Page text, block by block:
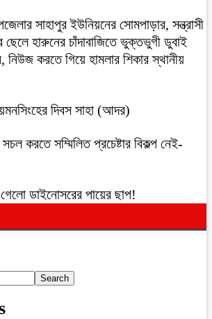
সাহাপুর ইউনিয়নের সোমপাড়ার, সন্ত্রাসী
ছেলে হারুনের চাঁদাবাজিতে ভুক্তভুগী ডুবাই
করতে গিয়ে হামলার শিকার স্থানীয়
দিবস সাহা (আদর)
সচল করতে সম্মিলিত প্রচেষ্টার বিকল্প নেই-
ডাইনোসরের পায়ের ছাপ!
Search